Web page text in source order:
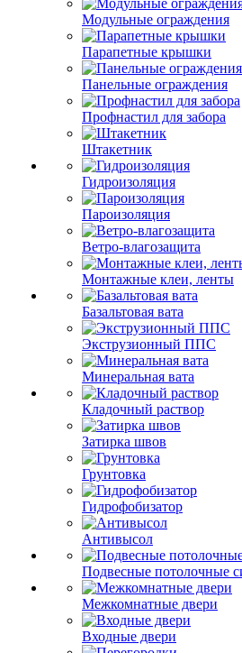
Модульные ограждения
Парапетные крышки
Панельные ограждения
Профнастил для забора
Штакетник
Гидроизоляция
Пароизоляция
Ветро-влагозащита
Монтажные клеи, ленты
Базальтовая вата
Экструзионный ППС
Минеральная вата
Кладочный раствор
Затирка швов
Грунтовка
Гидрофобизатор
Антивысол
Подвесные потолочные
Межкомнатные двери
Входные двери